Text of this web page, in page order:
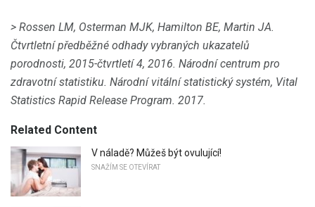
> Rossen LM, Osterman MJK, Hamilton BE, Martin JA.
Čtvrtletní předběžné odhady vybraných ukazatelů
porodnosti, 2015-čtvrtletí 4, 2016. Národní centrum pro
zdravotní statistiku. Národní vitální statistický systém, Vital
Statistics Rapid Release Program. 2017.
Related Content
V náladě? Můžeš být ovulující!
SNAŽÍM SE OTEVÍRAT